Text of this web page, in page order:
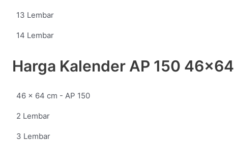
13 Lembar
14 Lembar
Harga Kalender AP 150 46x64
46 x 64 cm - AP 150
2 Lembar
3 Lembar